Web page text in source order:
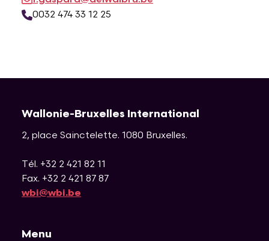
0032 474 33 12 25
Wallonie-Bruxelles International
2, place Sainctelette. 1080 Bruxelles.
Tél. +32 2 421 82 11
Fax. +32 2 421 87 87
wbi@wbi.be
Menu